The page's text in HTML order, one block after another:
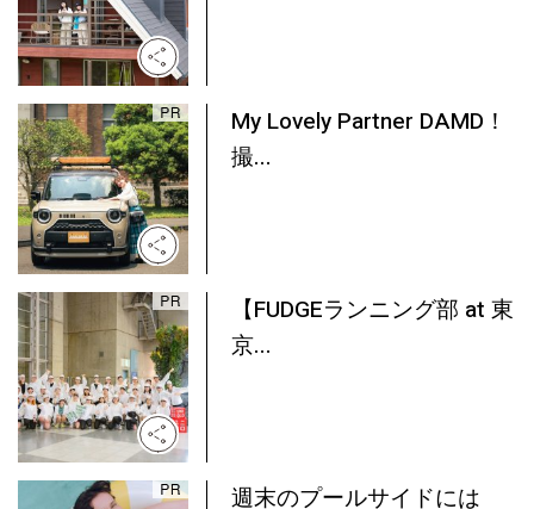
My Lovely Partner DAMD！
撮...
【FUDGEランニング部 at 東
京...
週末のプールサイドには